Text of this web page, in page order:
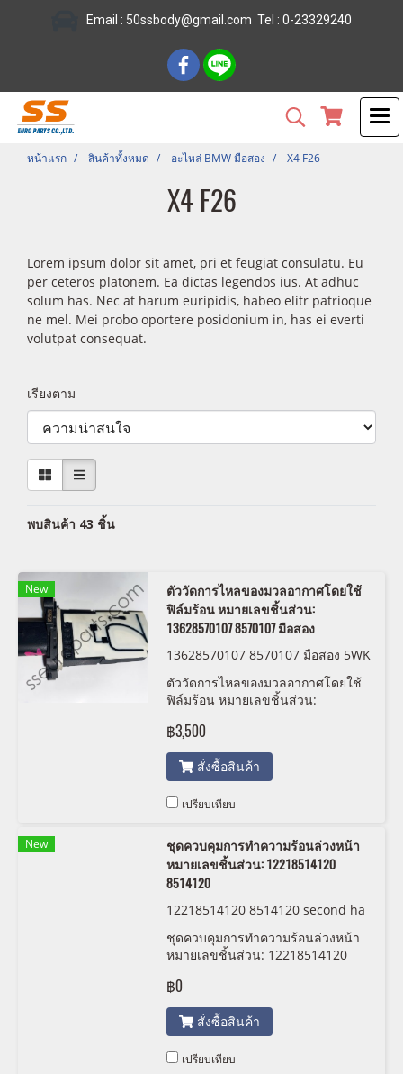
Email : 50ssbody@gmail.com Tel : 0-23329240
หน้าแรก สินค้าทั้งหมด อะไหล่ BMW มือสอง X4 F26
X4 F26
Lorem ipsum dolor sit amet, pri et feugiat consulatu. Eu
per ceteros platonem. Ea dictas legendos ius. At adhuc
solum has. Nec at harum euripidis, habeo elitr patrioque
ne mel. Mei probo oportere posidonium in, has ei everti
volutpat consequat.
เรียงตาม
พบสินค้า 43 ชิ้น
New
ตัววัดการไหลของมวลอากาศโดยใช้
ฟิล์มร้อน หมายเลขชิ้นส่วน:
13628570107 8570107 มือสอง
13628570107 8570107 มือสอง 5WK
ตัววัดการไหลของมวลอากาศโดยใช้
ฟิล์มร้อน หมายเลขชิ้นส่วน:
฿3,500
สั่งซื้อสินค้า
เปรียบเทียบ
New
ชุดควบคุมการทำความร้อนล่วงหน้า
หมายเลขชิ้นส่วน: 12218514120
8514120
12218514120 8514120 second ha
ชุดควบคุมการทำความร้อนล่วงหน้า
หมายเลขชิ้นส่วน: 12218514120
฿0
สั่งซื้อสินค้า
เปรียบเทียบ